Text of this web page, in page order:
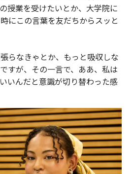
授業を受けたいとか、大学院に
にこの言葉を友だちからスッと
らなきゃとか、もっと吸収しな
すが、その一言で、ああ、私は
いんだと意識が切り替わった感